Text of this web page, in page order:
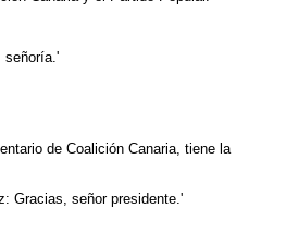
señoría.'
de Coalición Canaria, tiene la
Gracias, señor presidente.'